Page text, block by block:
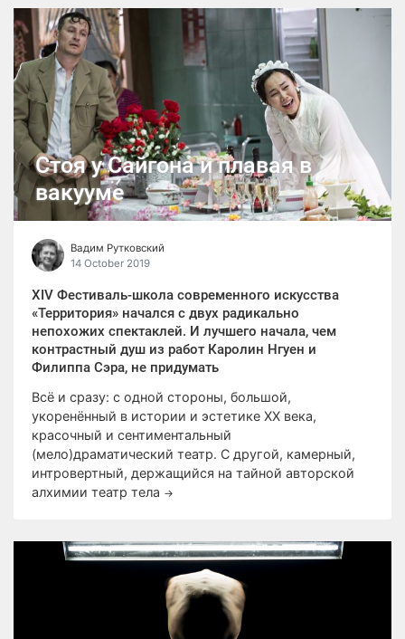
Стоя у Сайгона и плавая в
вакууме
Вадим Рутковский
14 October 2019
XIV Фестиваль-школа современного искусства
«Территория» начался с двух радикально
непохожих спектаклей. И лучшего начала, чем
контрастный душ из работ Каролин Нгуен и
Филиппа Сэра, не придумать
Всё и сразу: с одной стороны, большой,
укоренённый в истории и эстетике ХХ века,
красочный и сентиментальный
(мело)драматический театр. С другой, камерный,
интровертный, держащийся на тайной авторской
алхимии театр тела →